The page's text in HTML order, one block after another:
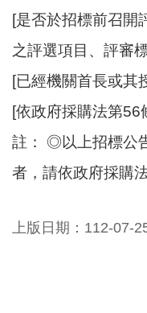
[是否於招標前召開
之評選項目、評審
[已經機關首長或其
[依政府採購法第56
註： ◎以上招標公
者，請依政府採購
上版日期：112-07-